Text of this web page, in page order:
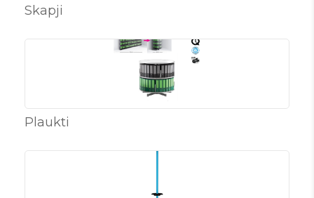
Skapji
Plaukti